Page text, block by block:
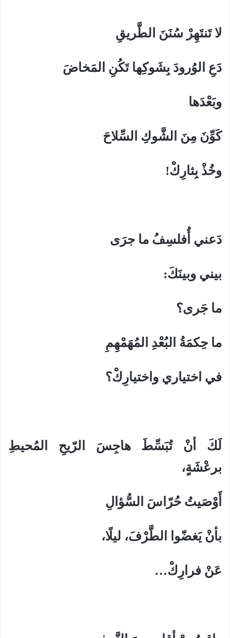
لا تَنتَهِرْ سُنَنَ الطَّريقِ
دَعِ الوُرودَ بِشَوكِها تَكُنِ المَخاضَ
وبَعْدَها
كَوِّنَ مِنَ الشَّوكِ السِّلاحَ
وخُذْ بِثارِكْ!
دَعني أُفلسِفُ ما جرَى
بيني وبينَكَ:
ما جَرى؟
ما حِكمَةُ البُعْدِ المُهَمْهِمِ
في اختياري واختيارِكْ؟
لَكَ أنْ تُبَسِّطَ هاجِسَ الرّيحِ المُحيطِ
برعْشَةٍ،
أَوْصَيتُ حُرّاسَ السُّؤالِ
بأنْ يَغضّوا الطَّرْفَ، ليلًا،
عَنْ فرارِكْ…